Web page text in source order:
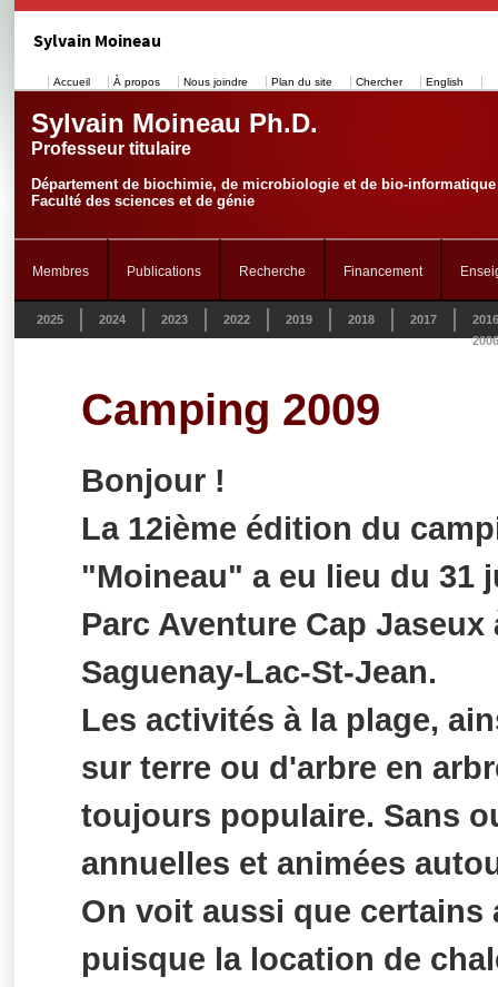
Sylvain Moineau
Accueil À propos Nous joindre Plan du site Chercher English
Sylvain Moineau Ph.D.
Professeur titulaire
Département de biochimie, de microbiologie et de bio-informatique
Faculté des sciences et de génie
Membres Publications Recherche Financement
2025 2024 2023 2022 2019 2018 2017
2016
2006
Camping 2009
Bonjour !
La 12ième édition du
"Moineau" a eu lieu du 31
Parc Aventure Cap
Saguenay-Lac-St-Jean.
Les activités à la plage,
sur terre ou d'arbre en
toujours populaire. Sans
annuelles et animées
On voit aussi que certains
puisque la location de